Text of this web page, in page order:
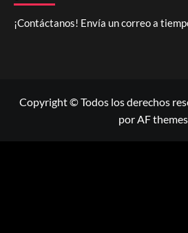
¡Contáctanos! Envía un correo a
Copyright © Todos los derechos
por AF themes.